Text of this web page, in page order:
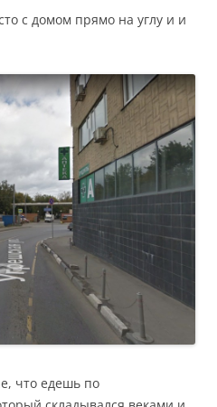
с домом прямо на углу и и
что едешь по